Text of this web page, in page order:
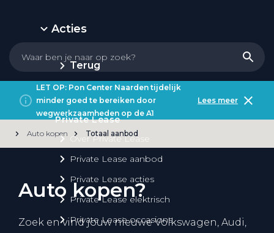
Acties
Terug
Private Lease
Over Private Lease
Private Lease aanbod
Private Lease acties
Private Lease elektrisch
Private Lease occasions
LET OP: Pon Center Naarden tijdelijk
minder goed te bereiken door
wegwerkzaamheden op de A1
Lees meer
Auto kopen Totaal aanbod
Auto kopen?
Zoek en vind jouw nieuwe Volkswagen, Audi,